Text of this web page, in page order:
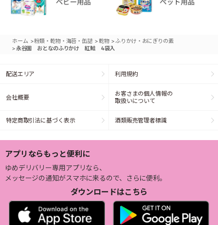
ホーム >粉類・乾物・海苔・缶詰 >乾物 >ふりかけ・おにぎりの素
>永谷園 おとなのふりかけ 紅鮭 4袋入
配送エリア 利用規約
会社概要
お客さまの個人情報の
取扱いについて
特定商取引法に基づく表示 酒類販売管理者標識
アプリならもっと便利に
ゆめデリバリー専用アプリなら、
メッセージの通知がスマホに来るので、さらに便利。
ダウンロードはこちら